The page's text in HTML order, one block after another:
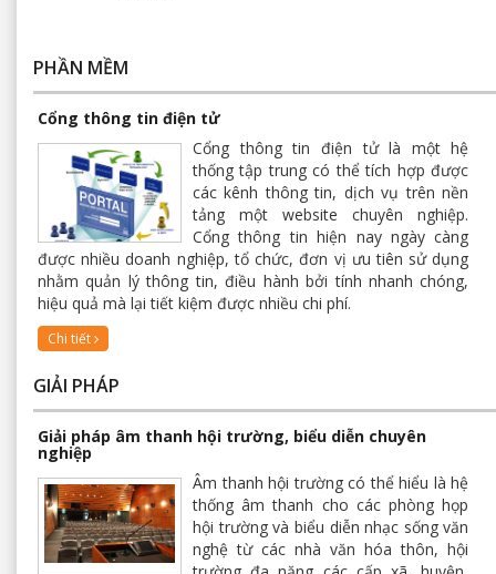
PHẦN MỀM
Cổng thông tin điện tử
Cổng thông tin điện tử là một hệ
thống tập trung có thể tích hợp được
các kênh thông tin, dịch vụ trên nền
tảng một website chuyên nghiệp.
Cổng thông tin hiện nay ngày càng
được nhiều doanh nghiệp, tổ chức, đơn vị ưu tiên sử dụng
nhằm quản lý thông tin, điều hành bởi tính nhanh chóng,
hiệu quả mà lại tiết kiệm được nhiều chi phí.
Chi tiết
GIẢI PHÁP
Giải pháp âm thanh hội trường, biểu diễn chuyên
nghiệp
Âm thanh hội trường có thể hiểu là hệ
thống âm thanh cho các phòng họp
hội trường và biểu diễn nhạc sống văn
nghệ từ các nhà văn hóa thôn, hội